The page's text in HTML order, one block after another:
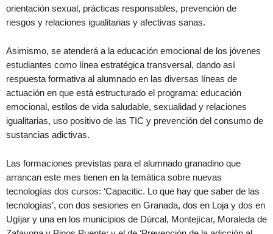
orientación sexual, prácticas responsables, prevención de
riesgos y relaciones igualitarias y afectivas sanas.
Asimismo, se atenderá a la educación emocional de los jóvenes
estudiantes como línea estratégica transversal, dando así
respuesta formativa al alumnado en las diversas líneas de
actuación en que está estructurado el programa: educación
emocional, estilos de vida saludable, sexualidad y relaciones
igualitarias, uso positivo de las TIC y prevención del consumo de
sustancias adictivas.
Las formaciones previstas para el alumnado granadino que
arrancan este mes tienen en la temática sobre nuevas
tecnologías dos cursos: ‘Capacitic. Lo que hay que saber de las
tecnologías’, con dos sesiones en Granada, dos en Loja y dos en
Ugíjar y una en los municipios de Dúrcal, Montejícar, Moraleda de